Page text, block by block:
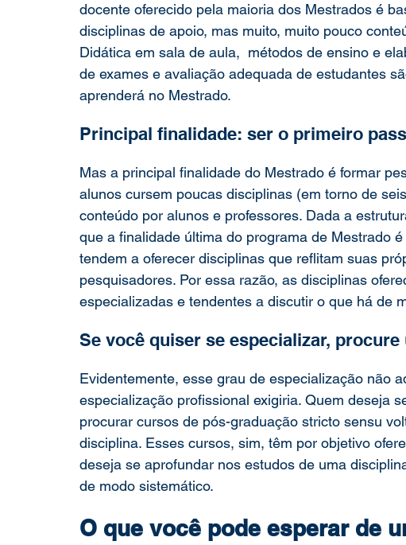
docente oferecido pela maioria dos Mestrados é
disciplinas de apoio, mas muito, muito pouco
Didática em sala de aula,  métodos de ensino e
de exames e avaliação adequada de estudantes
aprenderá no Mestrado.
Principal finalidade: ser o primeiro
Mas a principal finalidade do Mestrado é formar
alunos cursem poucas disciplinas (em torno de
conteúdo por alunos e professores. Dada a
que a finalidade última do programa de Mestrado
tendem a oferecer disciplinas que reflitam suas
pesquisadores. Por essa razão, as disciplinas
especializadas e tendentes a discutir o que há de
Se você quiser se especializar,
Evidentemente, esse grau de especialização não
especialização profissional exigiria. Quem deseja
procurar cursos de pós-graduação stricto sensu
disciplina. Esses cursos, sim, têm por objetivo
deseja se aprofundar nos estudos de uma
de modo sistemático.
O que você pode esperar de